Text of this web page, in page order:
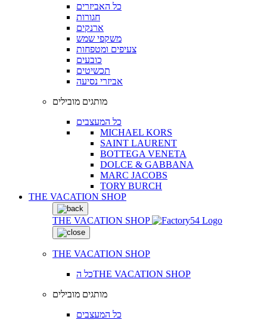
כל האביזרים
חגורות
ארנקים
משקפי שמש
צעיפים ומטפחות
כובעים
תכשיטים
אביזרי נסיעה
מותגים מובילים
כל המעצבים
MICHAEL KORS
SAINT LAURENT
BOTTEGA VENETA
DOLCE & GABBANA
MARC JACOBS
TORY BURCH
THE VACATION SHOP
THE VACATION SHOP
THE VACATION SHOP
כל הTHE VACATION SHOP
מותגים מובילים
כל המעצבים